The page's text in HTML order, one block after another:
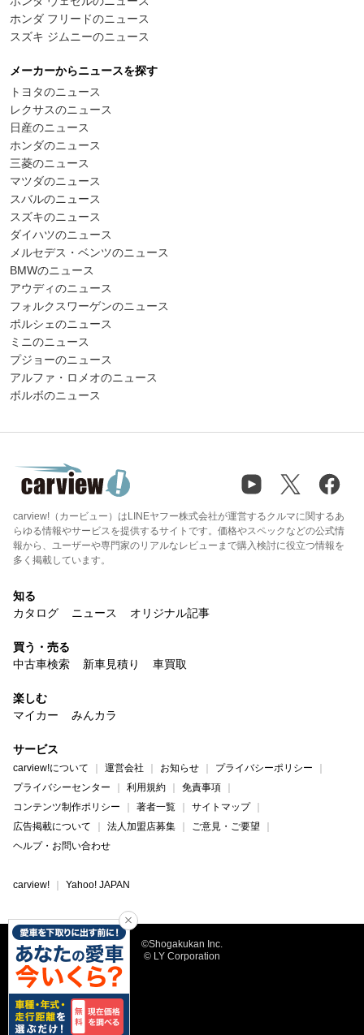
ホンダ フリードのニュース
スズキ ジムニーのニュース
メーカーからニュースを探す
トヨタのニュース
レクサスのニュース
日産のニュース
ホンダのニュース
三菱のニュース
マツダのニュース
スバルのニュース
スズキのニュース
ダイハツのニュース
メルセデス・ベンツのニュース
BMWのニュース
アウディのニュース
フォルクスワーゲンのニュース
ポルシェのニュース
ミニのニュース
プジョーのニュース
アルファ・ロメオのニュース
ボルボのニュース
carview!（カービュー）はLINEヤフー株式会社が運営するクルマに関するあ
らゆる情報やサービスを提供するサイトです。価格やスペックなどの公式情
報から、ユーザーや専門家のリアルなレビューまで購入検討に役立つ情報を
多く掲載しています。
知る
カタログ
ニュース オリジナル記事
買う・売る
中古車検索
新車見積り 車買取
楽しむ
マイカー
みんカラ
サービス
carview!について 運営会社 お知らせ
プライバシーポリシー
プライバシーセンター
利用規約
免責事項
コンテンツ制作ポリシー
著者一覧
サイトマップ
広告掲載について
法人加盟店募集
ご意見・ご要望
ヘルプ・お問い合わせ
carview! Yahoo! JAPAN
©Shogakukan Inc.
© LY Corporation